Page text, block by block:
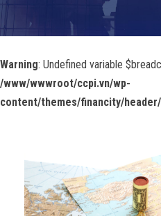
Warning: Undefined variable
/www/wwwroot/ccpi.vn/wp-
content/themes/financity/